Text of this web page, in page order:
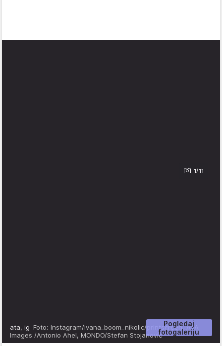
1/11
Pogledaj
fotogaleriju
ata, ig Foto: Instagram/ivana_boom_nikolic/printscreen, ATA
Images /Antonio Ahel, MONDO/Stefan Stojanović